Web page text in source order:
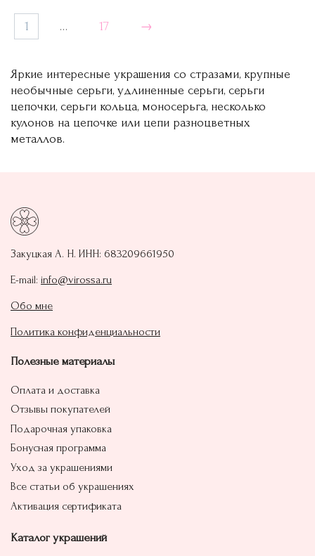
1 … 17 →
Яркие интересные украшения со стразами, крупные
необычные серьги, удлиненные серьги, серьги
цепочки, серьги кольца, моносерьга, несколько
кулонов на цепочке или цепи разноцветных
металлов.
Закуцкая А. Н. ИНН: 683209661950‬
E-mail: info@virossa.ru
Обо мне
Политика конфиденциальности
Полезные материалы
Оплата и доставка
Отзывы покупателей
Подарочная упаковка
Бонусная программа
Уход за украшениями
Все статьи об украшениях
Активация сертификата
Каталог украшений